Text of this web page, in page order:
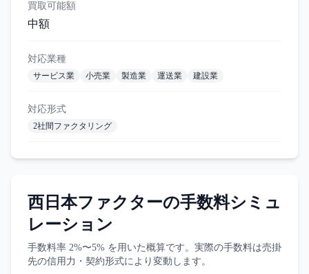
買取可能額
中額
対応業種
サービス業 小売業 製造業 運送業 建設業
対応形式
2社間ファクタリング
西日本ファクターの手数料シミュ
レーション
手数料率 2%〜5% を用いた概算です。実際の手数料は売掛
先の信用力・契約形式により変動します。